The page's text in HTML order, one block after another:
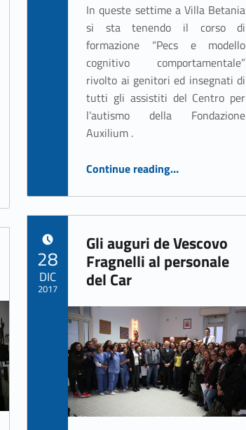
In queste settime a Villa Betania
si sta tenendo il corso di
formazione “Pecs e modello
cognitivo comportamentale”
rivolto ai genitori ed insegnati di
tutti gli assistiti del Centro per
l’autismo della Fondazione
Auxilium .
Continue reading“Autismo, corso Pecs per genitori ed insegnanti”
…
Gli auguri de Vescovo
Fragnelli al personale
del Car
28
DIC
2017